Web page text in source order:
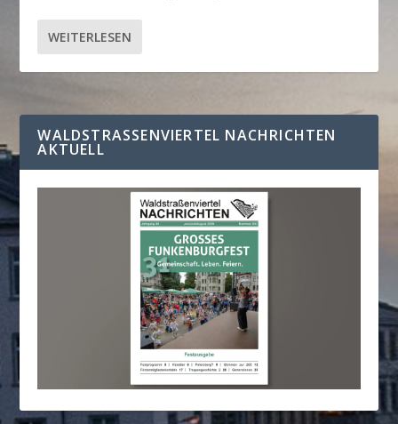
WEITERLESEN
WALDSTRASSENVIERTEL NACHRICHTEN A
KTUELL